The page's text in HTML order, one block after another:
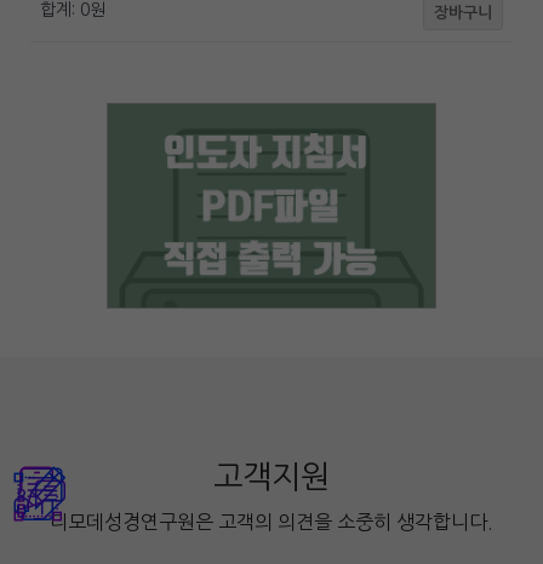
합계: 0원 장바구니
고객지원
디모데성경연구원은 고객의 의견을 소중히 생각합니다.